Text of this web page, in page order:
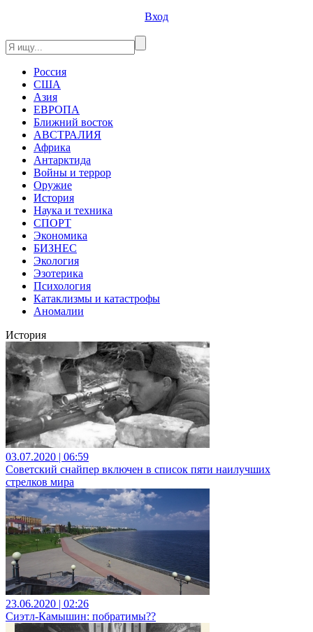
Вход
Россия
США
Азия
ЕВРОПА
Ближний восток
АВСТРАЛИЯ
Африка
Антарктида
Войны и террор
Оружие
История
Наука и техника
СПОРТ
Экономика
БИЗНЕС
Экология
Эзотерика
Психология
Катаклизмы и катастрофы
Аномалии
История
03.07.2020 | 06:59
Советский снайпер включен в список пяти наилучших
стрелков мира
23.06.2020 | 02:26
Сиэтл-Камышин: побратимы??